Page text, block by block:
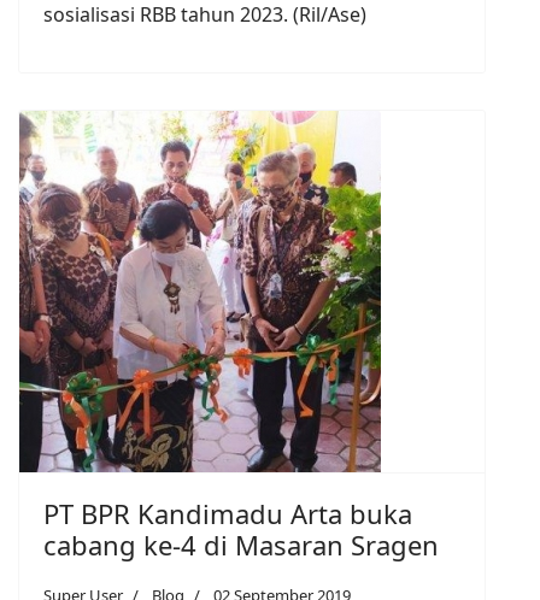
sosialisasi RBB tahun 2023. (Ril/Ase)
PT BPR Kandimadu Arta buka
cabang ke-4 di Masaran Sragen
Super User Blog 02 September 2019